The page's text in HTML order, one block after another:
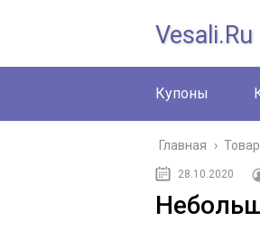
Vesali.ru
Купоны
Главная ›
28.10.2020